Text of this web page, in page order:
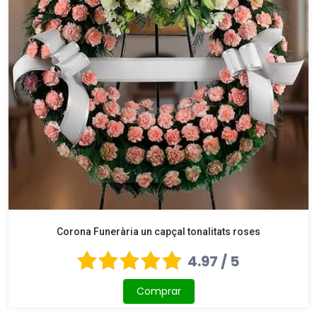
Corona Funerària un capçal tonalitats roses
4.97 / 5
Comprar